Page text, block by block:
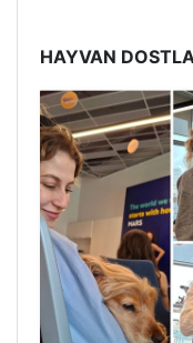
HAYVAN